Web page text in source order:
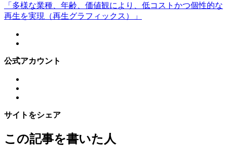
「多様な業種、年齢、価値観により、低コストかつ個性的な
再生を実現（再生グラフィックス）」
公式アカウント
サイトをシェア
この記事を書いた人